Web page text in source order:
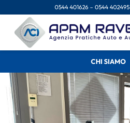
al
contenuto
0544 401626 –0544 402495
CHI SIAMO